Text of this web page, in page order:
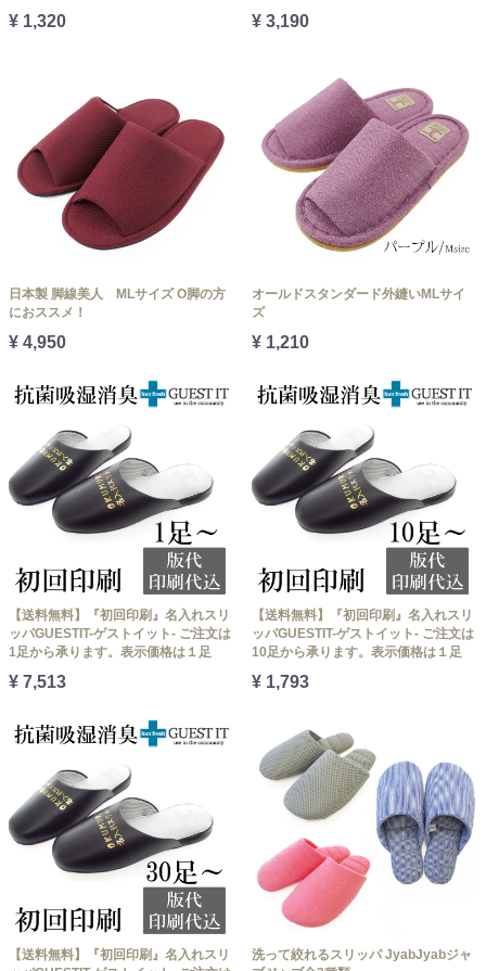
¥ 1,320 ¥ 3,190
日本製 脚線美人 MLサイズ O脚の方
におススメ！
¥ 4,950
オールドスタンダード外縫いMLサイ
ズ
¥ 1,210
【送料無料】『初回印刷』名入れスリ
ッパGUESTIT-ゲストイット- ご注文は
1足から承ります。表示価格は１足
¥ 7,513
【送料無料】『初回印刷』名入れスリ
ッパGUESTIT-ゲストイット- ご注文は
10足から承ります。表示価格は１足
¥ 1,793
【送料無料】『初回印刷』名入れスリ
洗って絞れるスリッパ JyabJyabジャ